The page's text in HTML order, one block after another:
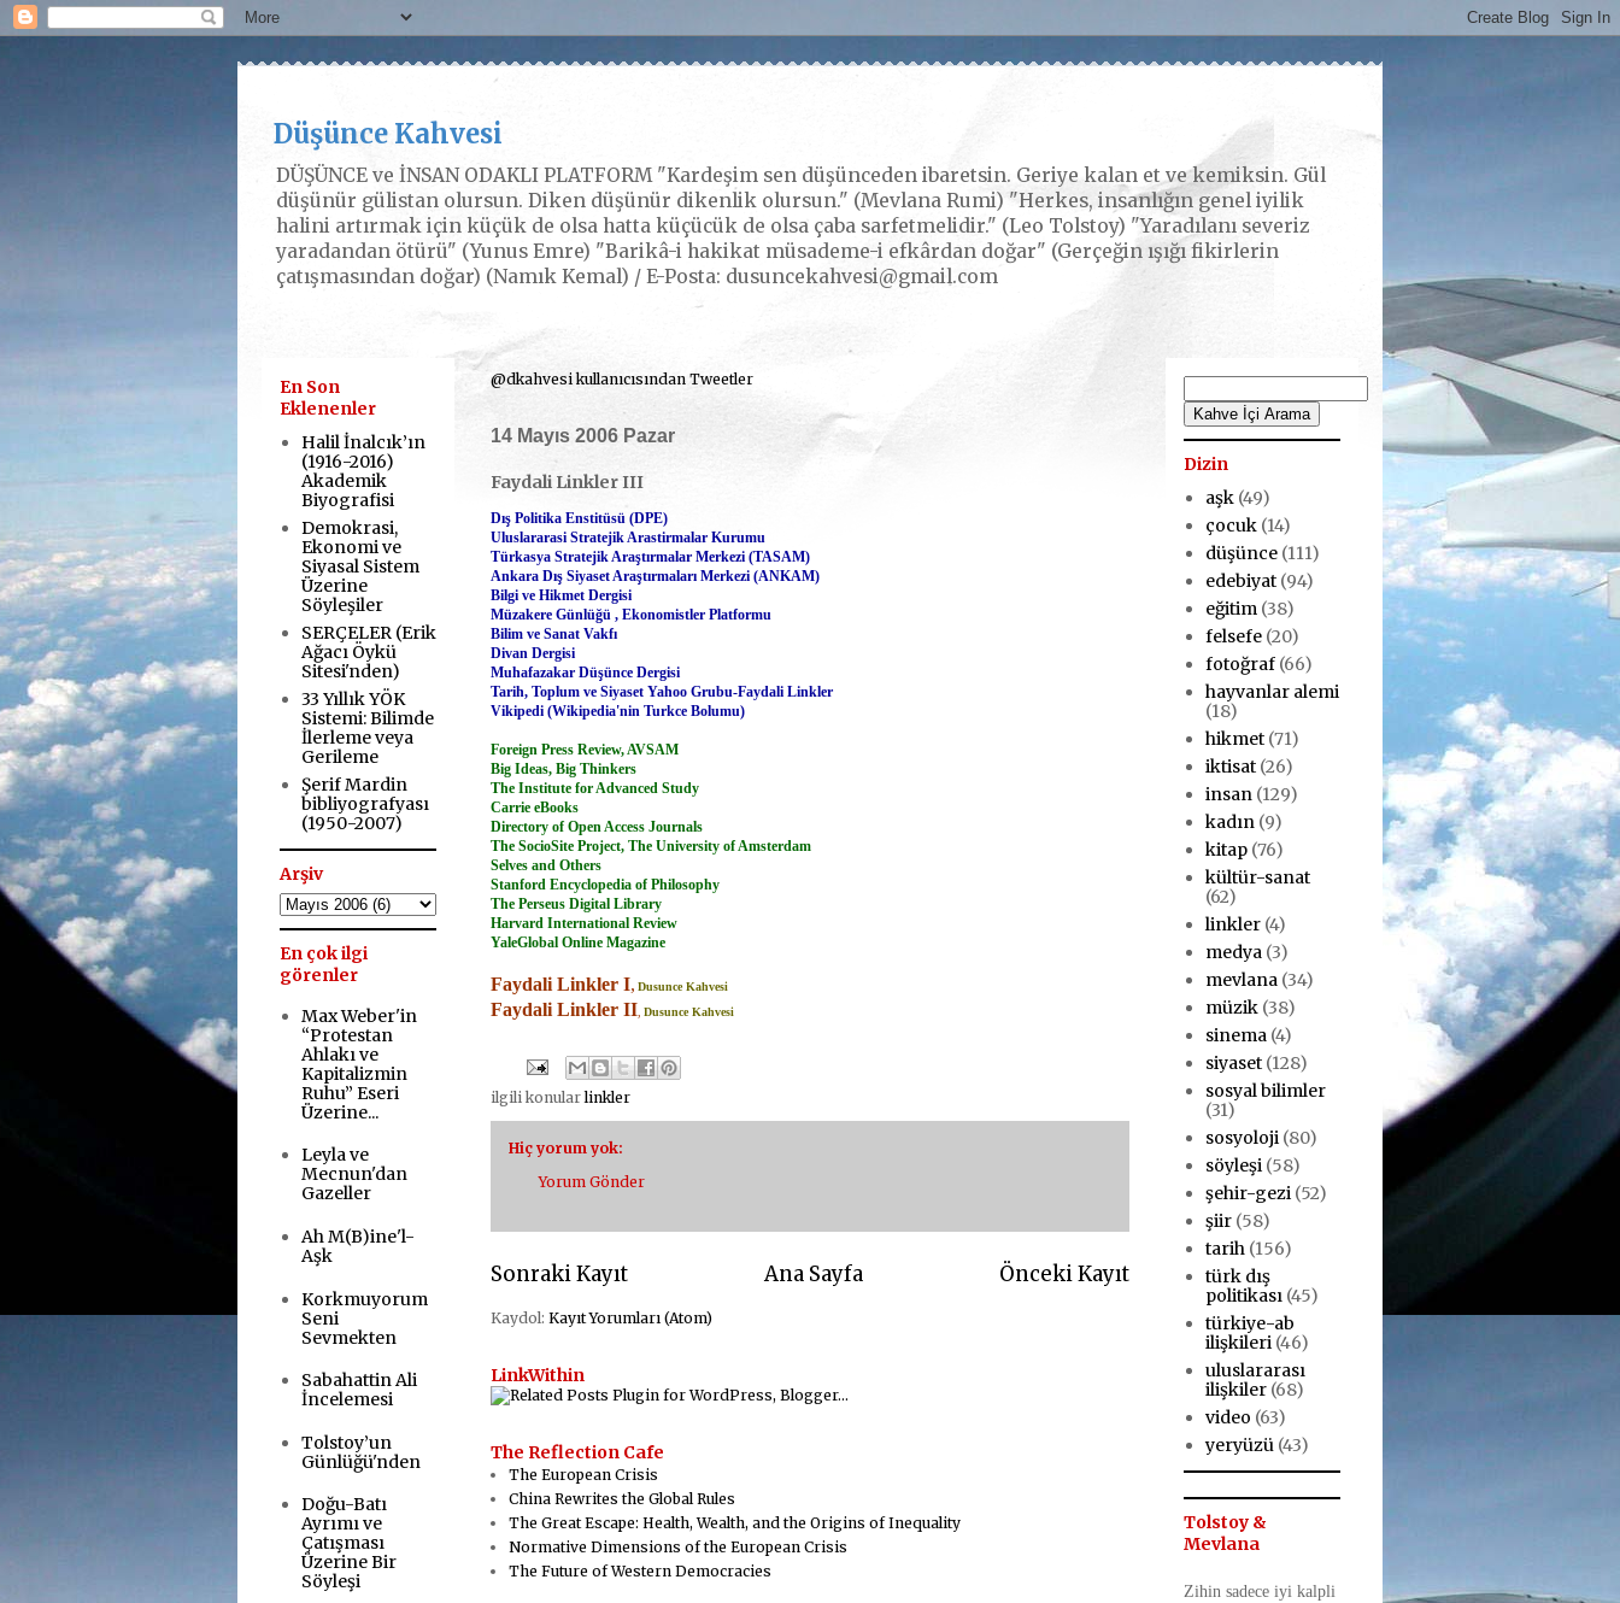
Düşünce Kahvesi
DÜŞÜNCE ve İNSAN ODAKLI PLATFORM "Kardeşim sen düşünceden ibaretsin. Geriye kalan et ve kemiksin. Gül
düşünür gülistan olursun. Diken düşünür dikenlik olursun." (Mevlana Rumi) "Herkes, insanlığın genel iyilik
halini artırmak için küçük de olsa hatta küçücük de olsa çaba sarfetmelidir." (Leo Tolstoy) "Yaradılanı severiz
yaradandan ötürü" (Yunus Emre) "Barikâ-i hakikat müsademe-i efkârdan doğar" (Gerçeğin ışığı fikirlerin
çatışmasından doğar) (Namık Kemal) / E-Posta: dusuncekahvesi@gmail.com
@dkahvesi kullanıcısından Tweetler
14 Mayıs 2006 Pazar
Faydali Linkler III
Dış Politika Enstitüsü (DPE)
Uluslararasi Stratejik Arastirmalar Kurumu
Türkasya Stratejik Araştırmalar Merkezi (TASAM)
Ankara Dış Siyaset Araştırmaları Merkezi (ANKAM)
Bilgi ve Hikmet Dergisi
Müzakere Günlüğü , Ekonomistler Platformu
Bilim ve Sanat Vakfı
Divan Dergisi
Muhafazakar Düşünce Dergisi
Tarih, Toplum ve Siyaset Yahoo Grubu-Faydali Linkler
Vikipedi (Wikipedia'nin Turkce Bolumu)
Foreign Press Review,AVSAM
Big Ideas, Big Thinkers
The Institute for Advanced Study
Carrie eBooks
Directory of Open Access Journals
The SocioSite Project, The University of Amsterdam
Selves and Others
Stanford Encyclopedia of Philosophy
The Perseus Digital Library
Harvard International Review
YaleGlobal Online Magazine
Faydali Linkler I, Dusunce Kahvesi
Faydali Linkler II Dusunce Kahvesi
ilgili konularlinkler
Hiç yorum yok:
Yorum Gönder
Sonraki Kayıt Önceki Kayıt
Ana Sayfa
Kaydol: Kayıt Yorumları (Atom)
LinkWithin
The Reflection Cafe
The European Crisis
China Rewrites the Global Rules
The Great Escape: Health, Wealth, and the Origins of Inequality
Normative Dimensions of the European Crisis
The Future of Western Democracies
En Son
Eklenenler
Halil İnalcık’ın
(1916-2016)
Akademik
Biyografisi
Demokrasi,
Ekonomi ve
Siyasal Sistem
Üzerine
Söyleşiler
SERÇELER (Erik
Ağacı Öykü
Sitesi'nden)
33 Yıllık YÖK
Sistemi: Bilimde
İlerleme veya
Gerileme
Şerif Mardin
bibliyografyası
(1950-2007)
Arşiv
En çok ilgi
görenler
Max Weber'in
“Protestan
Ahlakı ve
Kapitalizmin
Ruhu” Eseri
Üzerine...
Leyla ve
Mecnun'dan
Gazeller
Ah M(B)ine'l-
Aşk
Korkmuyorum
Seni
Sevmekten
Sabahattin Ali
İncelemesi
Tolstoy’un
Günlüğü'nden
Doğu-Batı
Ayrımı ve
Çatışması
Üzerine Bir
Söyleşi
Dizin
aşk (49)
çocuk (14)
düşünce (111)
edebiyat (94)
eğitim (38)
felsefe (20)
fotoğraf (66)
hayvanlar alemi
(18)
hikmet (71)
iktisat (26)
insan (129)
kadın (9)
kitap (76)
kültür-sanat
(62)
linkler (4)
medya (3)
mevlana (34)
müzik (38)
sinema (4)
siyaset (128)
sosyal bilimler
(31)
sosyoloji (80)
söyleşi (58)
şehir-gezi (52)
şiir (58)
tarih (156)
türk dış
politikası (45)
türkiye-ab
ilişkileri (46)
uluslararası
ilişkiler (68)
video (63)
yeryüzü (43)
Tolstoy &
Mevlana
Zihin sadece iyi kalpli